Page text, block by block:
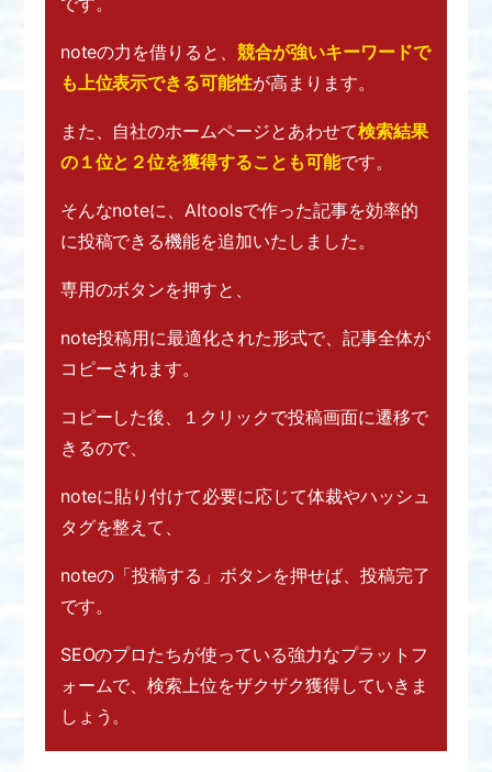
noteの力を借りると、競合が強いキーワードで
も上位表示できる可能性が高まります。
また、自社のホームページとあわせて検索結果
の１位と２位を獲得することも可能です。
そんなnoteに、AItoolsで作った記事を効率的
に投稿できる機能を追加いたしました。
専用のボタンを押すと、
note投稿用に最適化された形式で、記事全体が
コピーされます。
コピーした後、
１クリックで投稿画面に遷移で
きるので、
noteに貼り付けて必要に応じて体裁やハッシュ
タグを整えて、
noteの「投稿する」ボタンを押せば、投稿完了
です。
SEOのプロたちが使っている強力なプラットフ
ォームで、検索上位をザクザク獲得していきま
しょう。